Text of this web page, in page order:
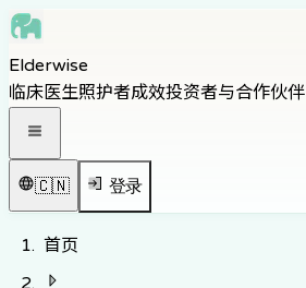
Skip to navigation
Skip to footer
Elderwise
临床医生照护者成效投资者与合作伙伴
🇨🇳 登录
首页